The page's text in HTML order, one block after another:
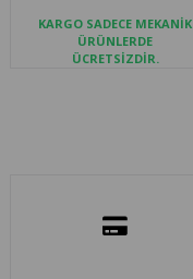
KARGO SADECE MEKANİK
ÜRÜNLERDE
ÜCRETSİZDİR.